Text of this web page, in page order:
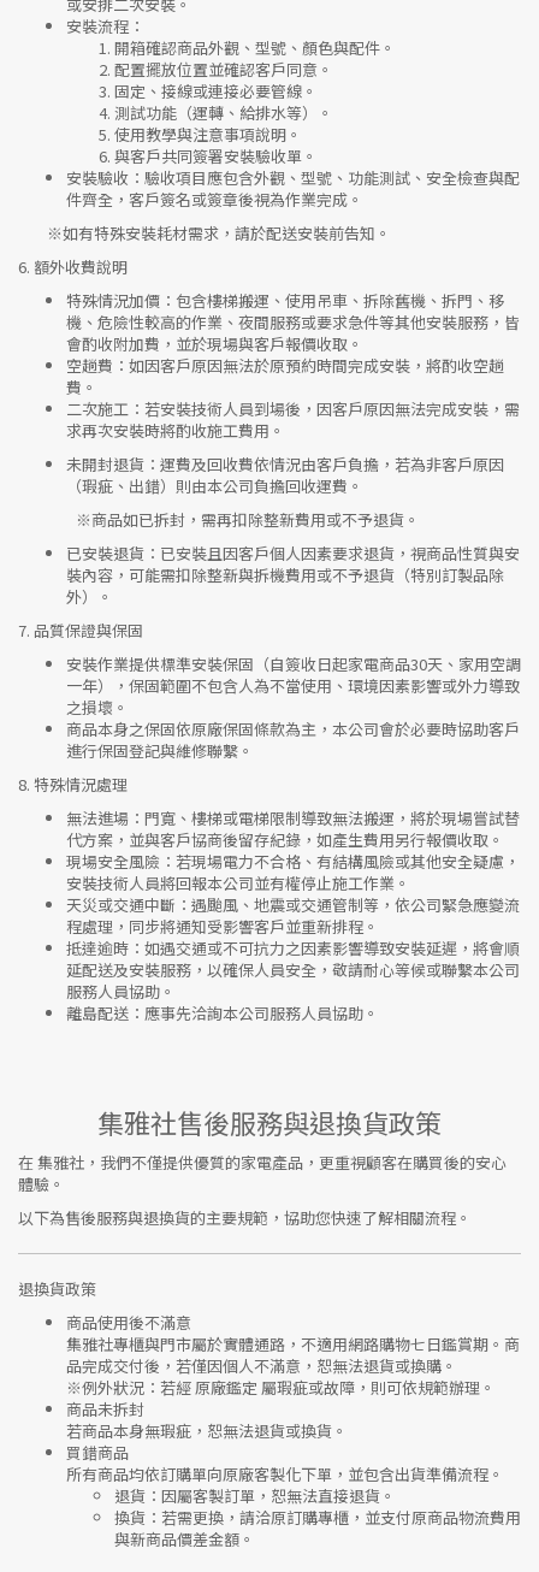
安裝流程 ：
開箱確認商品外觀、型號、顏色與配件。
配置擺放位置並確認客戶同意。
固定、接線或連接必要管線。
測試功能（運轉、給排水等）。
使用教學與注意事項說明。
與客戶共同簽署安裝驗收單。
安裝驗收 ：驗收項目應包含外觀、型號、功能測試、安全檢查與配
件齊全，客戶簽名或簽章後視為作業完成。
※如有特殊安裝耗材需求，請於配送安裝前告知。
6. 額外收費說明
特殊情況加價 ：包含樓梯搬運、使用吊車、拆除舊機、拆門、移
機、危險性較高的作業、夜間服務或要求急件等其他安裝服務，皆
會酌收附加費，並於現場與客戶報價收取。
空趟費 ：如因客戶原因無法於原預約時間完成安裝，將酌收空趟
費。
二次施工 ：若安裝技術人員到場後，因客戶原因無法完成安裝，需
求再次安裝時將酌收施工費用。
未開封退貨 ：運費及回收費依情況由客戶負擔，若為非客戶原因
（瑕疵、出錯）則由本公司負擔回收運費。
※商品如已拆封，需再扣除整新費用或不予退貨。
已安裝退貨 ：已安裝且因客戶個人因素要求退貨，視商品性質與安
裝內容，可能需扣除整新與拆機費用或不予退貨（特別訂製品除
外）。
7. 品質保證與保固
安裝作業提供標準安裝保固（自簽收日起家電商品30天、家用空調
一年），保固範圍不包含人為不當使用、環境因素影響或外力導致
之損壞。
商品本身之保固依原廠保固條款為主，本公司會於必要時協助客戶
進行保固登記與維修聯繫。
8. 特殊情況處理
無法進場 ：門寬、樓梯或電梯限制導致無法搬運，將於現場嘗試替
代方案，並與客戶協商後留存紀錄，如產生費用另行報價收取。
現場安全風險 ： 若現場電力不合格、有結構風險或其他安全疑慮，
安裝技術人員將回報本公司並有權停止施工作業。
天災或交通中斷 ：遇颱風、地震或交通管制等，依公司緊急應變流
程處理，同步將通知受影響客戶並重新排程。
抵達逾時 ：如遇交通或不可抗力之因素影響導致安裝延遲，將會順
延配送及安裝服務，以確保人員安全，敬請耐心等候或聯繫本公司
服務人員協助。
離島配送 ：應事先洽詢本公司服務人員協助。
集雅社售後服務與退換貨政策
在集雅社 ，我們不僅提供優質的家電產品，更重視顧客在購買後的安心
體驗。
以下為售後服務與退換貨的主要規範，協助您快速了解相關流程。
退換貨政策
商品使用後不滿意
集雅社專櫃與門市屬於實體通路，不適用網路購物七日鑑賞期 。商
品完成交付後，若僅因個人不滿意，恕無法退貨或換購。
※例外狀況：若經 原廠鑑定 屬瑕疵或故障，則可依規範辦理。
商品未拆封
若商品本身無瑕疵，恕無法退貨或換貨。
買錯商品
所有商品均依訂購單向原廠客製化下單 ，並包含出貨準備流程。
退貨 ：因屬客製訂單，恕無法直接退貨。
換貨 ：若需更換，請洽原訂購專櫃，並支付原商品物流費用
與新商品價差金額 。